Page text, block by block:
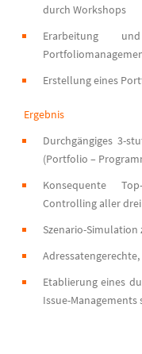
durch Workshops
Erarbeitung
Erstellung eines
Ergebnis
Durchgängiges 3-
(Portfolio –
Konsequente
Controlling aller drei
Szenario-
Etablierung eines
Issue-Managements